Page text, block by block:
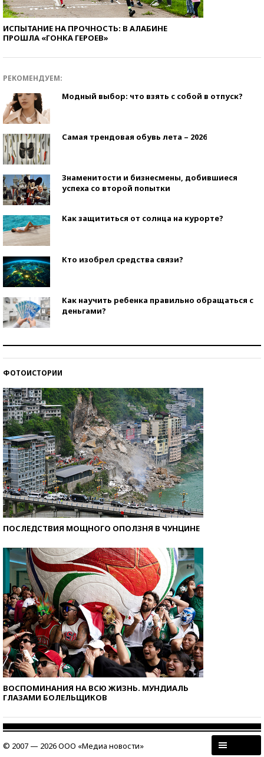
ИСПЫТАНИЕ НА ПРОЧНОСТЬ: В АЛАБИНЕ
ПРОШЛА «ГОНКА ГЕРОЕВ»
РЕКОМЕНДУЕМ:
Модный выбор: что взять с собой в отпуск?
Самая трендовая обувь лета – 2026
Знаменитости и бизнесмены, добившиеся
успеха со второй попытки
Как защититься от солнца на курорте?
Кто изобрел средства связи?
Как научить ребенка правильно обращаться с
деньгами?
ФОТОИСТОРИИ
ПОСЛЕДСТВИЯ МОЩНОГО ОПОЛЗНЯ В ЧУНЦИНЕ
ВОСПОМИНАНИЯ НА ВСЮ ЖИЗНЬ. МУНДИАЛЬ
ГЛАЗАМИ БОЛЕЛЬЩИКОВ
© 2007 — 2026 ООО «Медиа новости»